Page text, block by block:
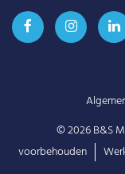
© 2026B&S
voorbehouden